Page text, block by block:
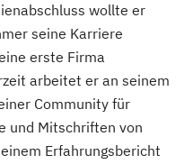
wollte er
seine Karriere
erste Firma
arbeitet er an seinem
Community für
und Mitschriften von
Erfahrungsbericht